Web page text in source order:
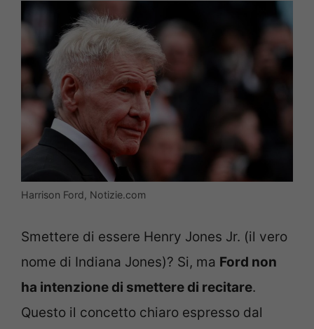
Harrison Ford, Notizie.com
Smettere di essere Henry Jones Jr. (il vero
nome di Indiana Jones)? Si, ma Ford non
ha intenzione di smettere di recitare.
Questo il concetto chiaro espresso dal